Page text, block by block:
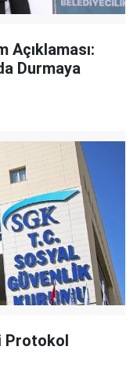
Açıklaması:
Durmaya
Protokol